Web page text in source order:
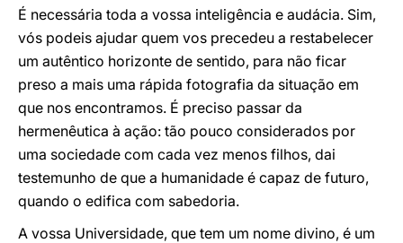
É necessária toda a vossa inteligência e audácia. Sim,
vós podeis ajudar quem vos precedeu a restabelecer
um autêntico horizonte de sentido, para não ficar
preso a mais uma rápida fotografia da situação em
que nos encontramos. É preciso passar da
hermenêutica à ação: tão pouco considerados por
uma sociedade com cada vez menos filhos, dai
testemunho de que a humanidade é capaz de futuro,
quando o edifica com sabedoria.
A vossa Universidade, que tem um nome divino, é um